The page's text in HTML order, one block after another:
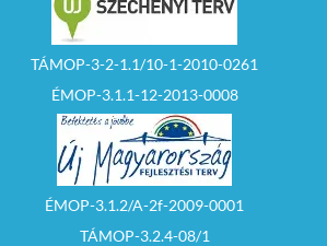
TÁMOP-3-2-1.1/10-1-2010-0261
ÉMOP-3.1.1-12-2013-0008
ÉMOP-3.1.2/A-2f-2009-0001
TÁMOP-3.2.4-08/1